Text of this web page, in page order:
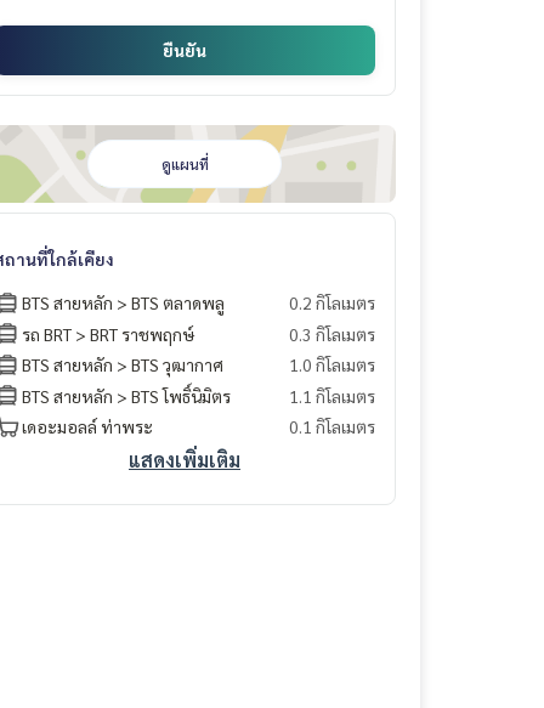
ยืนยัน
ดูแผนที่
ถานที่ใกล้เคียง
BTS สายหลัก > BTS ตลาดพลู
0.2 กิโลเมตร
รถ BRT > BRT ราชพฤกษ์
0.3 กิโลเมตร
BTS สายหลัก > BTS วุฒากาศ
1.0 กิโลเมตร
BTS สายหลัก > BTS โพธิ์นิมิตร
1.1 กิโลเมตร
เดอะมอลล์ ท่าพระ
0.1 กิโลเมตร
แสดงเพิ่มเติม